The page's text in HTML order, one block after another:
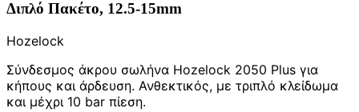
Διπλό Πακέτο, 12.5-15mm
Hozelock
Σύνδεσμος άκρου σωλήνα Hozelock 2050 Plus για
κήπους και άρδευση. Ανθεκτικός, με τριπλό κλείδωμα
και μέχρι 10 bar πίεση.